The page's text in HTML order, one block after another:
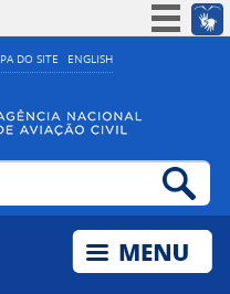
DO SITE ENGLISH
Simplifique!
Acesso à informação
Legislação